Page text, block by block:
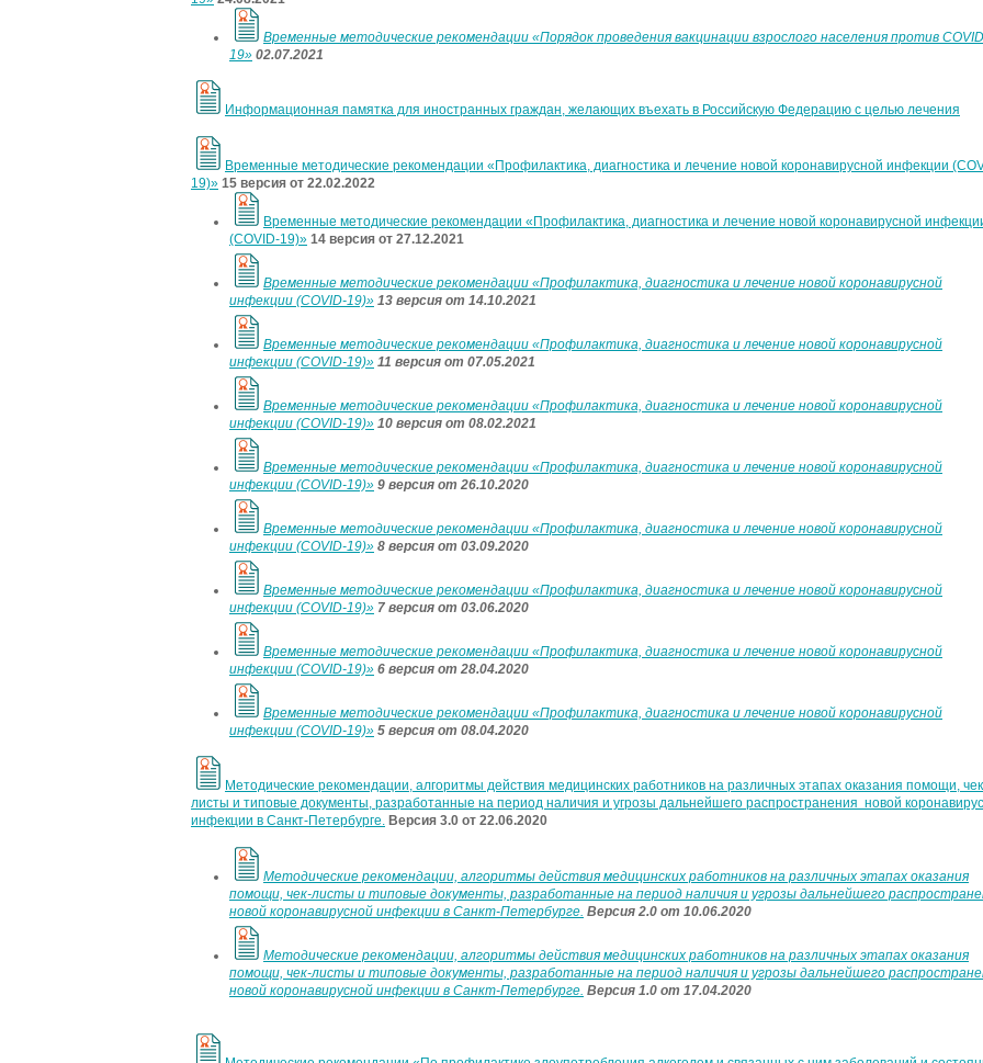
Временные методические рекомендации «Порядок проведения вакцинации взрослого населения против
19» 02.07.2021
Информационная памятка для иностранных граждан, желающих въехать в Российскую Федерацию с целью лечения
Временные методические рекомендации «Профилактика, диагностика и лечение новой коронавирусной инфекции
19)» 15 версия от 22.02.2022
Временные методические рекомендации «Профилактика, диагностика и лечение новой коронавирусной
(COVID-19)» 14 версия от 27.12.2021
Временные методические рекомендации «Профилактика, диагностика и лечение новой коронавирусной
инфекции (COVID-19)» 13 версия от 14.10.2021
Временные методические рекомендации «Профилактика, диагностика и лечение новой коронавирусной
инфекции (COVID-19)» 11 версия от 07.05.2021
Временные методические рекомендации «Профилактика, диагностика и лечение новой коронавирусной
инфекции (COVID-19)» 10 версия от 08.02.2021
Временные методические рекомендации «Профилактика, диагностика и лечение новой коронавирусной
инфекции (COVID-19)» 9 версия от 26.10.2020
Временные методические рекомендации «Профилактика, диагностика и лечение новой коронавирусной
инфекции (COVID-19)» 8 версия от 03.09.2020
Временные методические рекомендации «Профилактика, диагностика и лечение новой коронавирусной
инфекции (COVID-19)» 7 версия от 03.06.2020
Временные методические рекомендации «Профилактика, диагностика и лечение новой коронавирусной
инфекции (COVID-19)» 6 версия от 28.04.2020
Временные методические рекомендации «Профилактика, диагностика и лечение новой коронавирусной
инфекции (COVID-19)» 5 версия от 08.04.2020
Методические рекомендации, алгоритмы действия медицинских работников на различных этапах оказания помощи,
листы и типовые документы, разработанные на период наличия и угрозы дальнейшего распространения новой
инфекции в Санкт-Петербурге. Версия 3.0 от 22.06.2020
Методические рекомендации, алгоритмы действия медицинских работников на различных этапах оказания
помощи, чек-листы и типовые документы, разработанные на период наличия и угрозы дальнейшего
новой коронавирусной инфекции в Санкт-Петербурге. Версия 2.0 от 10.06.2020
Методические рекомендации, алгоритмы действия медицинских работников на различных этапах оказания
помощи, чек-листы и типовые документы, разработанные на период наличия и угрозы дальнейшего
новой коронавирусной инфекции в Санкт-Петербурге. Версия 1.0 от 17.04.2020